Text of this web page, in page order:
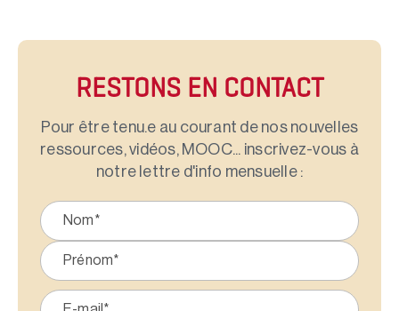
RESTONS EN CONTACT
Pour être tenu.e au courant de nos nouvelles
ressources, vidéos, MOOC... inscrivez-vous à
notre lettre d'info mensuelle :